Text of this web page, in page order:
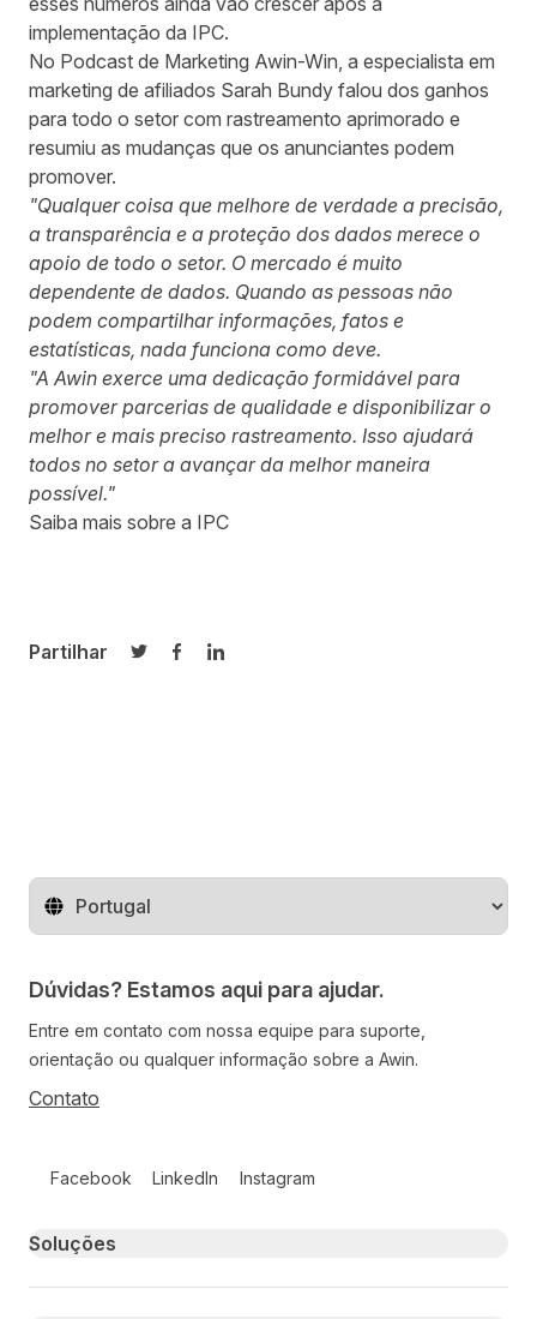
implementação da IPC.
No Podcast de Marketing Awin-Win, a especialista em
marketing de afiliados Sarah Bundy falou dos ganhos
para todo o setor com rastreamento aprimorado e
resumiu as mudanças que os anunciantes podem
promover.
"Qualquer coisa que melhore de verdade a precisão,
a transparência e a proteção dos dados merece o
apoio de todo o setor. O mercado é muito
dependente de dados. Quando as pessoas não
podem compartilhar informações, fatos e
estatísticas, nada funciona como deve.
"A Awin exerce uma dedicação formidável para
promover parcerias de qualidade e disponibilizar o
melhor e mais preciso rastreamento. Isso ajudará
todos no setor a avançar da melhor maneira
possível."
Saiba mais sobre a IPC
Partilhar
Partilhar no Twitter
Partilhar no Facebook
Partilhar no LinkedIn
Mude o território
Dúvidas? Estamos aqui para ajudar.
Entre em contato com nossa equipe para suporte,
orientação ou qualquer informação sobre a Awin.
Contato
Facebook LinkedIn Instagram
Primary footer navigation
Soluções